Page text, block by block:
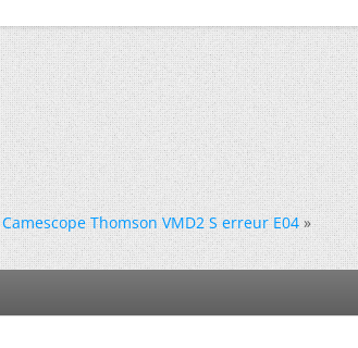
Camescope Thomson VMD2 S erreur E04 »